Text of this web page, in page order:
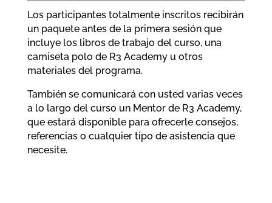
Los participantes totalmente inscritos recibirán
un paquete antes de la primera sesión que
incluye los libros de trabajo del curso, una
camiseta polo de R3 Academy u otros
materiales del programa.
También se comunicará con usted varias veces
a lo largo del curso un Mentor de R3 Academy,
que estará disponible para ofrecerle consejos,
referencias o cualquier tipo de asistencia que
necesite.